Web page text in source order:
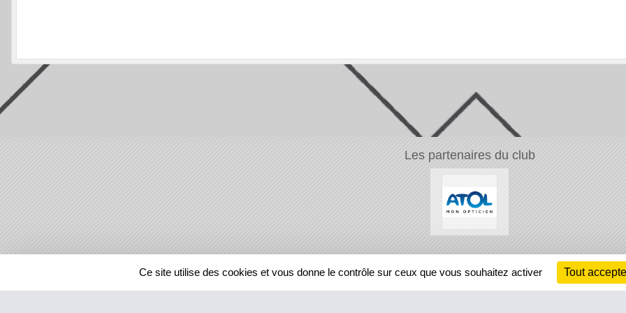
Les partenaires du club
REGIONS
Ce site utilise des cookies et vous donne le contrôle sur ceux que vous souhaitez activer Tout